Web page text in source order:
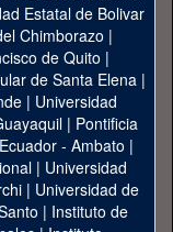
Estatal de Bolivar
Chimborazo |
de Quito |
de Santa Elena|
| Universidad
| Pontificia
- Ambato |
| Universidad
| Universidad de
| Instituto de